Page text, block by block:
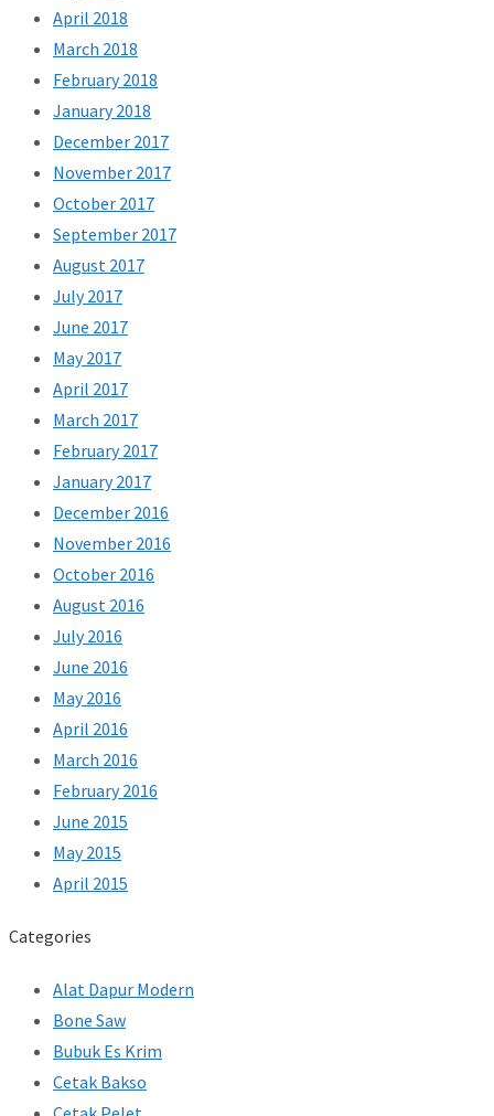
April 2018
March 2018
February 2018
January 2018
December 2017
November 2017
October 2017
September 2017
August 2017
July 2017
June 2017
May 2017
April 2017
March 2017
February 2017
January 2017
December 2016
November 2016
October 2016
August 2016
July 2016
June 2016
May 2016
April 2016
March 2016
February 2016
June 2015
May 2015
April 2015
Categories
Alat Dapur Modern
Bone Saw
Bubuk Es Krim
Cetak Bakso